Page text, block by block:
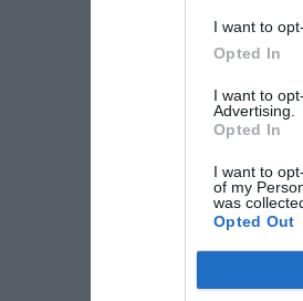
I want to
Opted In
I want to
Advertising.
Opted In
I want to
of my
was
Opted Out